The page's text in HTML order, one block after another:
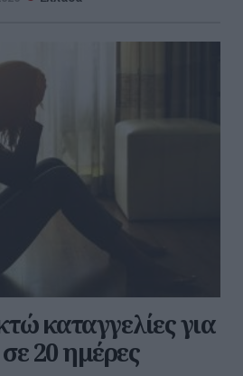
καταγγελίες για
20 ημέρες